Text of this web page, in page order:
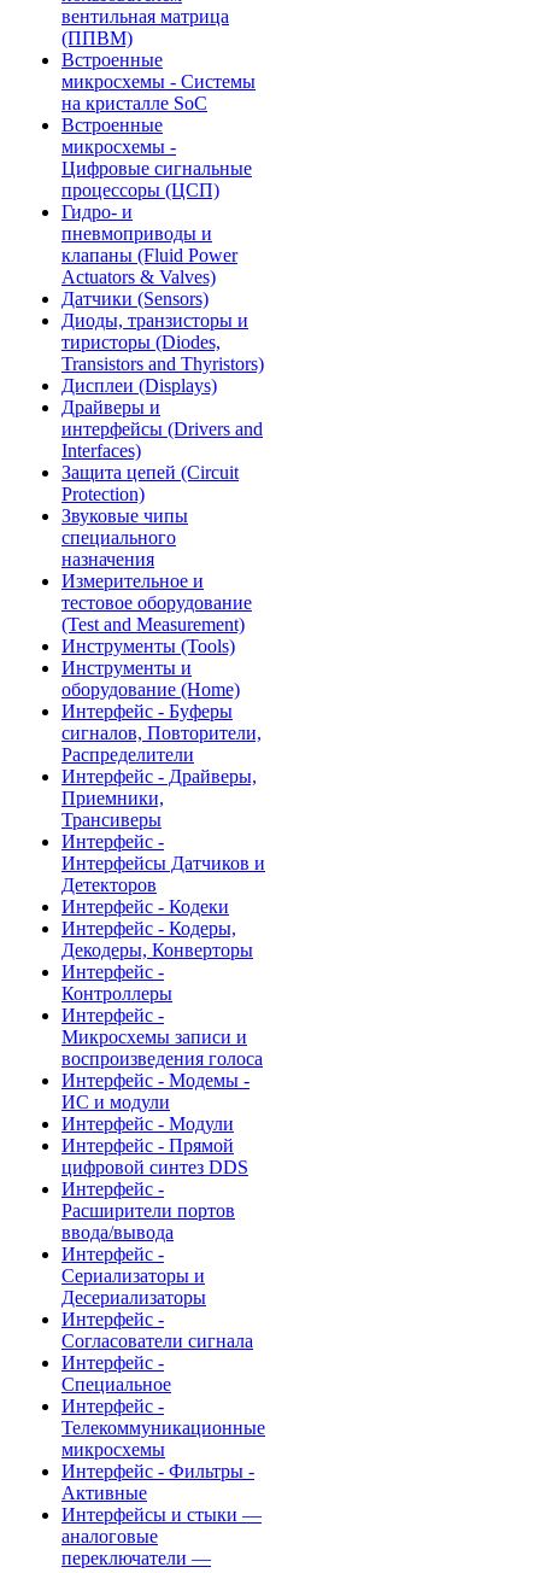
вентильная матрица
(ППВМ)
Встроенные
микросхемы - Системы
на кристалле SoC
Встроенные
микросхемы -
Цифровые сигнальные
процессоры (ЦСП)
Гидро- и
пневмоприводы и
клапаны (Fluid Power
Actuators & Valves)
Датчики (Sensors)
Диоды, транзисторы и
тиристоры (Diodes,
Transistors and Thyristors)
Дисплеи (Displays)
Драйверы и
интерфейсы (Drivers and
Interfaces)
Защита цепей (Circuit
Protection)
Звуковые чипы
специального
назначения
Измерительное и
тестовое оборудование
(Test and Measurement)
Инструменты (Tools)
Инструменты и
оборудование (Home)
Интерфейс - Буферы
сигналов, Повторители,
Распределители
Интерфейс - Драйверы,
Приемники,
Трансиверы
Интерфейс -
Интерфейсы Датчиков и
Детекторов
Интерфейс - Кодеки
Интерфейс - Кодеры,
Декодеры, Конверторы
Интерфейс -
Контроллеры
Интерфейс -
Микросхемы записи и
воспроизведения голоса
Интерфейс - Модемы -
ИС и модули
Интерфейс - Модули
Интерфейс - Прямой
цифровой синтез DDS
Интерфейс -
Расширители портов
ввода/вывода
Интерфейс -
Сериализаторы и
Десериализаторы
Интерфейс -
Согласователи сигнала
Интерфейс -
Специальное
Интерфейс -
Телекоммуникационные
микросхемы
Интерфейс - Фильтры -
Активные
Интерфейсы и стыки —
аналоговые
переключатели —